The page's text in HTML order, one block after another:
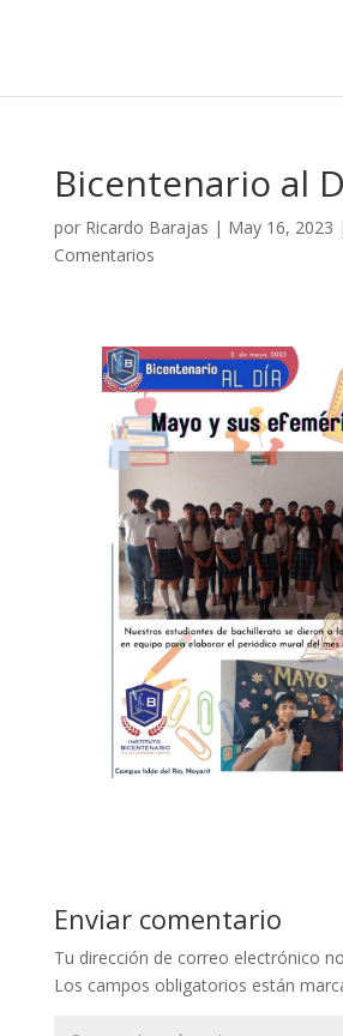
Bicentenario al
por Ricardo Barajas | May 16, 2023 |
Comentarios
Enviar comentario
Tu dirección de correo electrónico
Los campos obligatorios están